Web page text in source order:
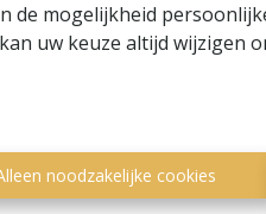
de mogelijkheid
uw keuze altijd wijzigen
noodzakelijke cookies